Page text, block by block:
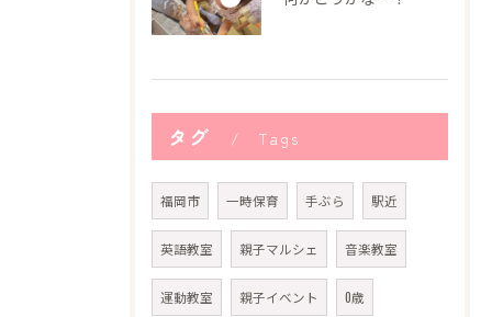
タグ Tags
福岡市 一時保育 手ぶら 駅近
英語教室 親子マルシェ 音楽教室
運動教室 親子イベント 0歳